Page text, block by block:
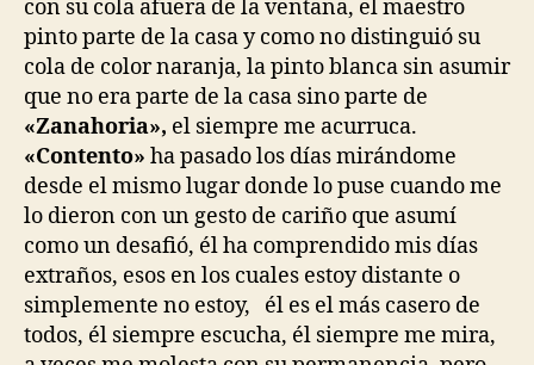
con su cola afuera de la ventana, el maestro
pinto parte de la casa y como no distinguió su
cola de color naranja, la pinto blanca sin asumir
que no era parte de la casa sino parte de
«Zanahoria», el siempre me acurruca.
«Contento» ha pasado los días mirándome
desde el mismo lugar donde lo puse cuando me
lo dieron con un gesto de cariño que asumí
como un desafió, él ha comprendido mis días
extraños, esos en los cuales estoy distante o
simplemente no estoy, él es el más casero de
todos, él siempre escucha, él siempre me mira,